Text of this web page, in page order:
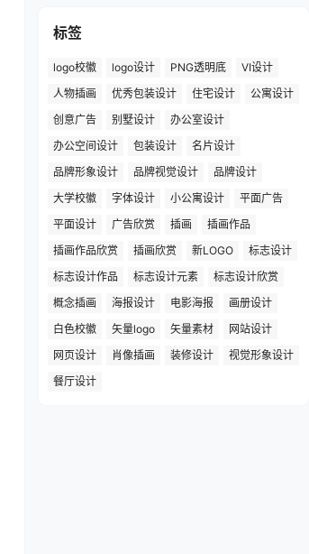
标签
logo校徽 logo设计 PNG透明底
VI设计
人物插画
优秀包装设计 住宅设计
公寓设计
创意广告
别墅设计
办公室设计
办公空间设计
包装设计
名片设计
品牌形象设计
品牌视觉设计
品牌设计
大学校徽
字体设计 小公寓设计
平面广告
平面设计
广告欣赏 插画
插画作品
插画作品欣赏
插画欣赏 新LOGO
标志设计
标志设计作品
标志设计元素
标志设计欣赏
概念插画
海报设计 电影海报
画册设计
白色校徽
矢量logo 矢量素材
网站设计
网页设计
肖像插画 装修设计
视觉形象设计
餐厅设计